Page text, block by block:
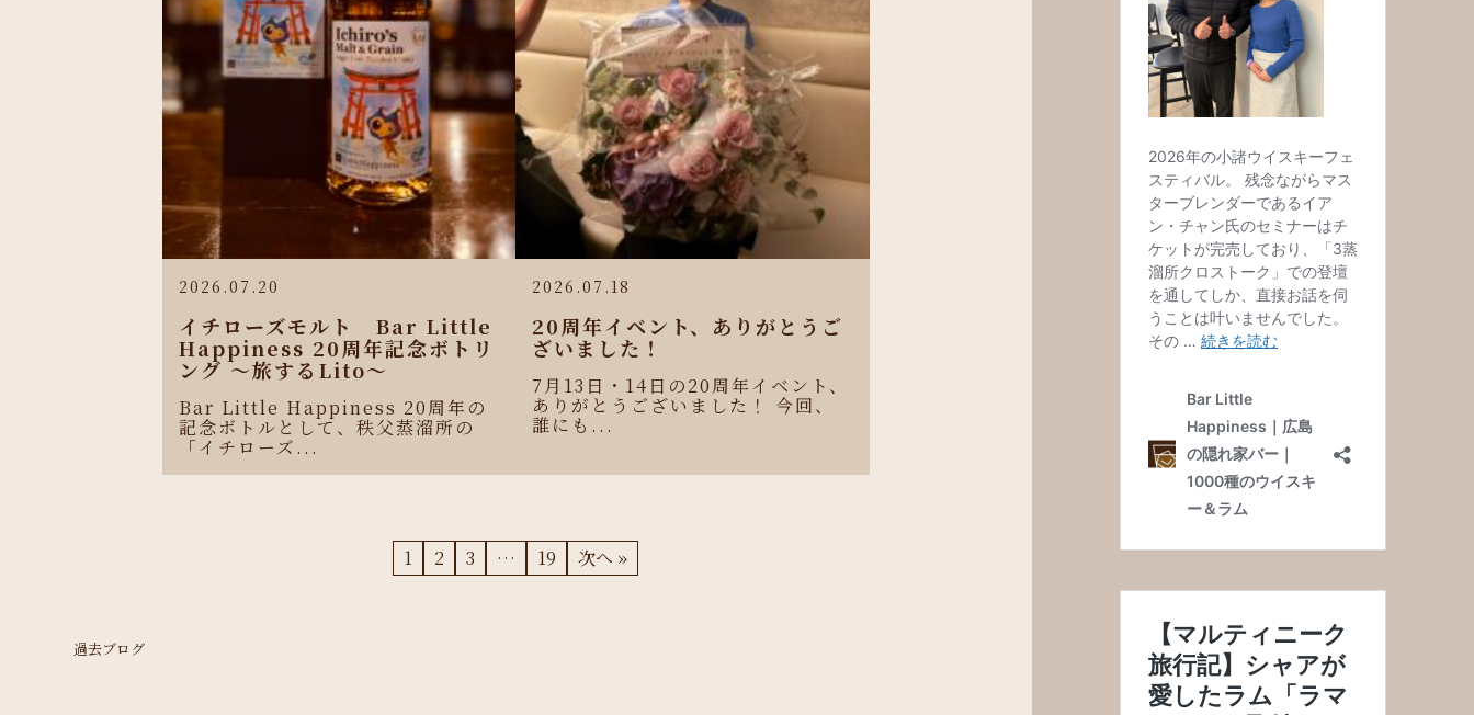
2026.07.20
イチローズモルト Bar Little
Happiness 20周年記念ボトリ
ング 〜旅するLito〜
Bar Little Happiness 20周年の
記念ボトルとして、秩父蒸溜所の
「イチローズ...
2026.07.18
20周年イベント、ありがとうご
ざいました！
7月13日・14日の20周年イベント、
ありがとうございました！ 今回、
誰にも...
1 2 3 … 19 次へ »
過去ブログ